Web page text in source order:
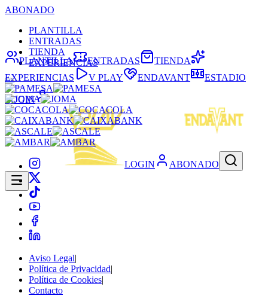
ABONADO
PLANTILLA
ENTRADAS
TIENDA
EXPERIENCIAS
LOGIN
LOGIN ABONADO
PLANTILLA ENTRADAS
TIENDA
EXPERIENCIAS
V PLAY ENDAVANT ESTADIO
Aviso Legal|
Política de Privacidad|
Política de Cookies|
Contacto